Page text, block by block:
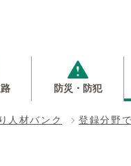
防災・防犯
人材バンク 登録分野